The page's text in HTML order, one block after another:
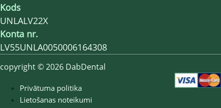
Kods
UNLALV22X
Konta nr.
LV55UNLA0050006164308
copyright © 2026 DabDental
Privātuma politika
Lietošanas noteikumi